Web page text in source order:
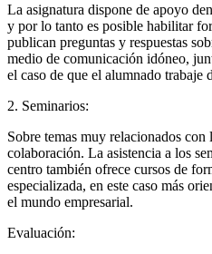
La asignatura dispone de apoyo
y por lo tanto es posible habilitar
publican preguntas y respuestas
medio de comunicación idóneo,
el caso de que el alumnado trabaje
2. Seminarios:
Sobre temas muy relacionados
colaboración. La asistencia a los
centro también ofrece cursos de
especializada, en este caso más
el mundo empresarial.
Evaluación: